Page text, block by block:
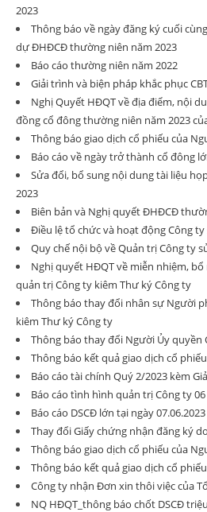
2023
Thông báo về ngày đăng ký cuối
dự ĐHĐCĐ thường niên năm 2023
Báo cáo thường niên năm 2022
Giải trình và biện pháp khắc phục
Nghị Quyết HĐQT về địa điểm, nội
đồng cổ đông thường niên năm 2023
Thông báo giao dịch cổ phiếu của
Báo cáo về ngày trở thành cổ đông
Sửa đổi, bổ sung nội dung tài liệu
2023
Biên bản và Nghị quyết ĐHĐCĐ
Điều lệ tổ chức và hoạt động Công
Quy chế nội bộ về Quản trị Công ty
Nghị quyết HĐQT về miễn nhiệm,
quản trị Công ty kiêm Thư ký Công ty
Thông báo thay đổi nhân sự Người
kiêm Thư ký Công ty
Thông báo thay đổi Người Ủy quyền
Thông báo kết quả giao dịch cổ
Báo cáo tài chính Quý 2/2023 kèm
Báo cáo tình hình quản trị Công ty
Báo cáo DSCĐ lớn tại ngày 07.06.2023
Thay đổi Giấy chứng nhận đăng ký
Thông báo giao dịch cổ phiếu của
Thông báo kết quả giao dịch cổ
Công ty nhận Đơn xin thôi việc của
NQ HĐQT_thông báo chốt DSCĐ